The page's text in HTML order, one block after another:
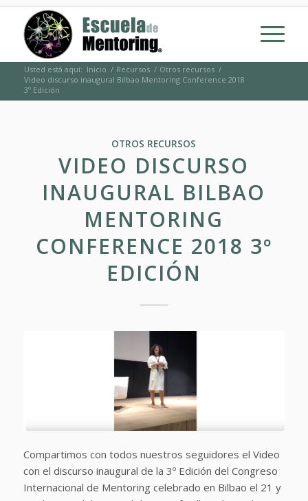
Usted está aquí: Inicio / Recursos / Otros recursos /
Video discurso inaugural Bilbao Mentoring Conference 2018
3º Edición
OTROS RECURSOS
VIDEO DISCURSO
INAUGURAL BILBAO
MENTORING
CONFERENCE 2018 3º
EDICIÓN
Compartimos con todos nuestros seguidores el Video
con el discurso inaugural de la 3º Edición del Congreso
Internacional de Mentoring celebrado en Bilbao el 21 y